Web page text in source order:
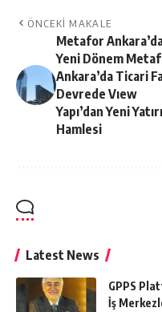
ÖNCEKI MAKALE
Metafor
Yeni Dönem
Ankara’da Ticari
Devrede Vıew
Yapı’dan Yeni
Hamlesi
Latest News
GPPS
İş